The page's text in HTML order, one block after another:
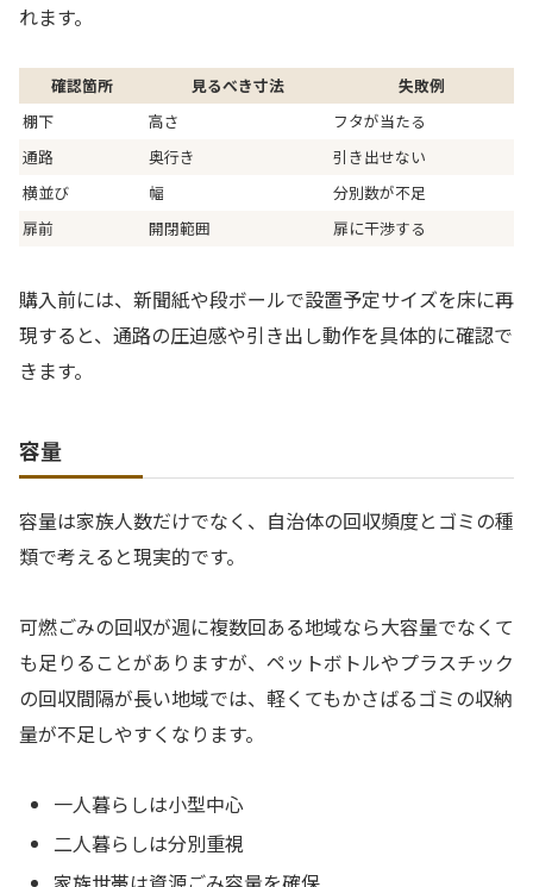
れます。
確認箇所 見るべき寸法
失敗例
棚下
高さ
フタが当たる
通路
奥行き
引き出せない
横並び
幅
分別数が不足
扉前
開閉範囲 扉に干渉する
購入前には、新聞紙や段ボールで設置予定サイズを床に再
現すると、通路の圧迫感や引き出し動作を具体的に確認で
きます。
容量
容量は家族人数だけでなく、自治体の回収頻度とゴミの種
類で考えると現実的です。
可燃ごみの回収が週に複数回ある地域なら大容量でなくて
も足りることがありますが、ペットボトルやプラスチック
の回収間隔が長い地域では、軽くてもかさばるゴミの収納
量が不足しやすくなります。
一人暮らしは小型中心
二人暮らしは分別重視